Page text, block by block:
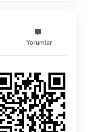
Yorumlar